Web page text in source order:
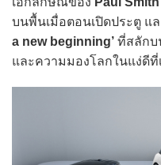
บนพื้นเมื่อตอนเปิดประตู แ
a new beginning’ ที่สลัก
และความมองโลกในแง่ดี